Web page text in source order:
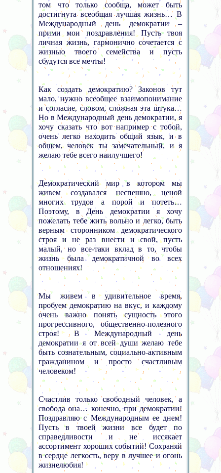
том что только сообща, может быть
достигнута всеобщая лучшая жизнь… В
Международный день демократии –
прими мои поздравления! Пусть твоя
личная жизнь, гармонично сочетается с
жизнью твоего семейства и пусть
сбудутся все мечты!
Как создать демократию? Законов тут
мало, нужно всеобщее взаимопонимание
и согласие, словом, сложная эта штука…
Но в Международный день демократии, я
хочу сказать что вот например с тобой,
очень легко находить общий язык, и в
общем, человек ты замечательный, и я
желаю тебе всего наилучшего!
Демократический мир в котором мы
живем создавался неспешно, ценой
многих трудов а порой и потеть…
Поэтому, в День демократии я хочу
пожелать тебе жить вольно и легко, быть
верным сторонником демократического
строя и не раз внести и свой, пусть
малый, но все-таки вклад в то, чтобы
жизнь была демократичной во всех
отношениях!
Мы живем в удивительное время,
пробуем демократию на вкус, и каждому
очень важно понять сущность этого
прогрессивного, общественно-полезного
строя! В Международный день
демократии я от всей души желаю тебе
быть сознательным, социально-активным
гражданином и просто счастливым
человеком!
Счастлив только свободный человек, а
свобода она… конечно, при демократии!
Поздравляю с Международным ее днем!
Пусть в твоей жизни все будет по
справедливости и не иссякает
ассортимент хороших событий! Сохраняй
в сердце легкость, веру в лучшее и огонь
жизнелюбия!